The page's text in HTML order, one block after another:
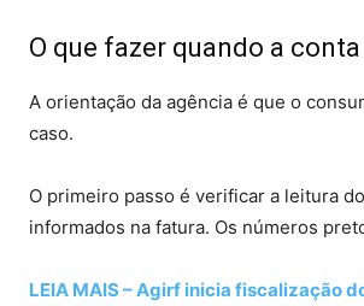
O que fazer quando a
A orientação da agência é que o
caso.
O primeiro passo é verificar a leitura
informados na fatura. Os números
LEIA MAIS – Agirf inicia fiscalização